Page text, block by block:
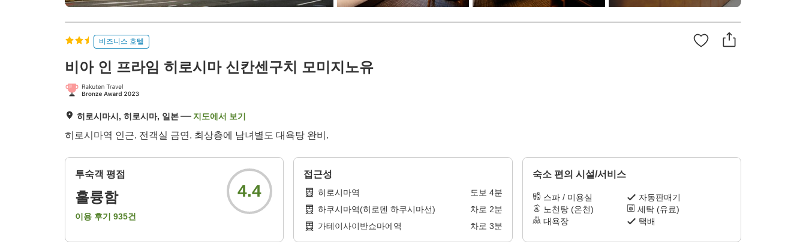
비즈니스 호텔
비아 인 프라임 히로시마 신칸센구치 모미지노유
히로시마시, 히로시마, 일본 지도에서 보기
히로시마역 인근. 전객실 금연. 최상층에 남녀별도 대욕탕 완비.
투숙객 평점
훌륭함
이용 후기 935건
4.4
접근성
히로시마역 도보 4분
하쿠시마역(히로덴 하쿠시마선)
차로 2분
가테이사이반쇼마에역
차로 3분
숙소 편의 시설/서비스
스파 / 미용실
자동판매기
노천탕 (온천)
세탁 (유료)
대욕장
택배